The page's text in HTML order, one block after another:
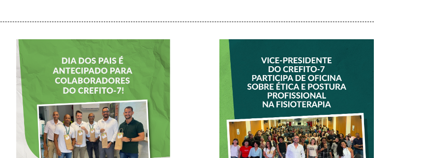
DIA DOS PAIS É
ANTECIPADO
PARA
COLABORADORES
DO CREFITO-7
VICE-PRESIDENTE
DO CREFITO-7
PARTICIPA DE
OFICINA SOBRE
ÉTICA E POSTURA
PROFISSIONAL NA